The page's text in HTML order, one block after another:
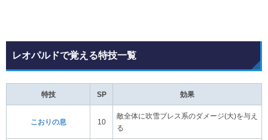
レオパルドで覚える特技一覧
特技 SP 効果
こおりの息 10
敵全体に吹雪ブレス系のダメージ(大)を与え
る